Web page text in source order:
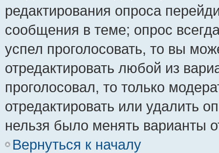
редактирования опроса
сообщения в теме; опрос
успел проголосовать, то вы
отредактировать любой из
проголосовал, то только
отредактировать или удалить
нельзя было менять варианты
Вернуться к началу